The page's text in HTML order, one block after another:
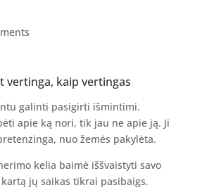
vertinga, kaip vertingas
galinti pasigirti išmintimi.
apie ką nori, tik jau ne apie ją. Ji
nuo žemės pakylėta.
kelia baimė iššvaistyti savo
jų saikas tikrai pasibaigs.